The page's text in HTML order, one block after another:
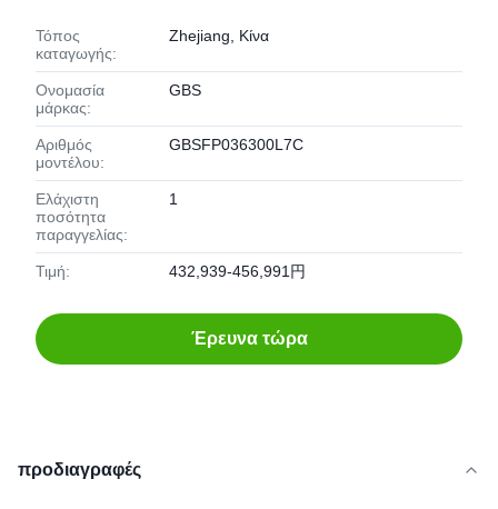
Τόπος
καταγωγής:
Zhejiang, Κίνα
Ονομασία
μάρκας:
GBS
Αριθμός
μοντέλου:
GBSFP036300L7C
Ελάχιστη
ποσότητα
παραγγελίας:
1
Τιμή: 432,939-456,991円
Έρευνα τώρα
προδιαγραφές